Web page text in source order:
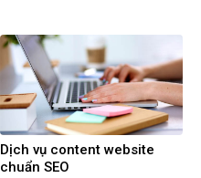
Dịch vụ content website
chuẩn SEO